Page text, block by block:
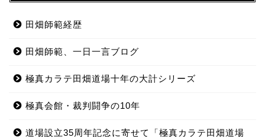
田畑師範経歴
田畑師範、一日一言ブログ
極真カラテ田畑道場十年の大計シリーズ
極真会館・裁判闘争の10年
道場設立35周年記念に寄せて「極真カラテ田畑道場